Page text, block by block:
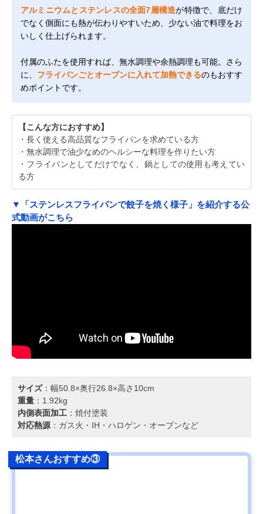
アルミニウムとステンレスの全面7層構造が特徴で、底だけ
でなく側面にも熱が伝わりやすいため、少ない油で料理をお
いしく仕上げられます。
付属のふたを使用すれば、無水調理や余熱調理も可能。さら
に、 フライパンごとオーブンに入れて加熱できるのもおすす
めポイントです。
【こんな方におすすめ】
・長く使える高品質なフライパンを求めている方
・無水調理で油少なめのヘルシーな料理を作りたい方
・フライパンとしてだけでなく、鍋としての使用も考えてい
る方
▼「ステンレスフライパンで餃子を焼く様子」を紹介する公
式動画がこちら
サイズ：幅50.8×奥行26.8×高さ10cm
重量 ：1.92kg
内側表面加工 ：焼付塗装
対応熱源 ：ガス火・IH・ハロゲン・オーブンなど
松本さんおすすめ③